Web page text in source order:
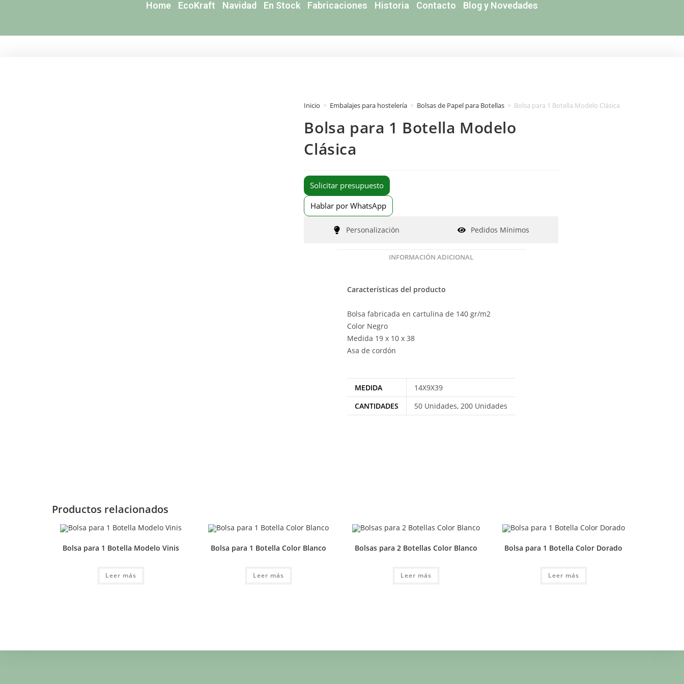
Home EcoKraft Navidad En Stock Fabricaciones Historia Contacto Blog y Novedades
Inicio > Embalajes para hostelería > Bolsas de Papel para Botellas > Bolsa para 1 Botella Modelo Clásica
Bolsa para 1 Botella Modelo
Clásica
Solicitar presupuesto
Hablar por WhatsApp
Personalización Pedidos Mínimos
INFORMACIÓN ADICIONAL
Características del producto
Bolsa fabricada en cartulina de 140 gr/m2
Color Negro
Medida 19 x 10 x 38
Asa de cordón
MEDIDA
14X9X39
CANTIDADES
50 Unidades, 200 Unidades
Productos relacionados
Bolsa para 1 Botella Modelo Vinis
Leer más
Bolsa para 1 Botella Color Blanco
Leer más
Bolsas para 2 Botellas Color Blanco
Leer más
Bolsa para 1 Botella Color Dorado
Leer más